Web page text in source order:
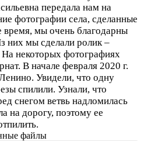
передала нам на
фотографии села, сделанные
время, мы очень благодарны
них мы сделали ролик –
некоторых фотографиях
В начале февраля 2020 г.
Увидели, что одну
спилили. Узнали, что
снегом ветвь надломилась
на дорогу, поэтому ее
файлы